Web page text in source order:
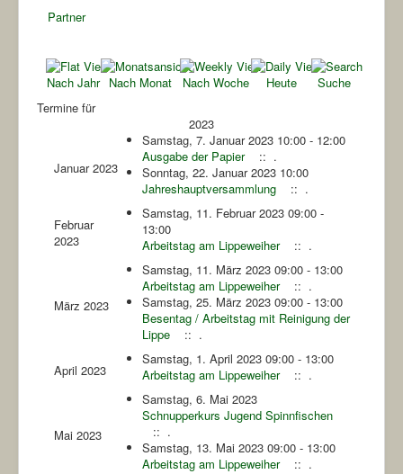
Partner
Nach Jahr Nach Monat Nach Woche Heute
Suche
Termine für
2023
Januar 2023
Samstag, 7. Januar 2023 10:00 - 12:00
Ausgabe der Papier
:: .
Sonntag, 22. Januar 2023 10:00
Jahreshauptversammlung
:: .
Februar
2023
Samstag, 11. Februar 2023 09:00 -
13:00
Arbeitstag am Lippeweiher
:: .
März 2023
Samstag, 11. März 2023 09:00 - 13:00
Arbeitstag am Lippeweiher
:: .
Samstag, 25. März 2023 09:00 - 13:00
Besentag / Arbeitstag mit Reinigung der
Lippe
:: .
April 2023
Samstag, 1. April 2023 09:00 - 13:00
Arbeitstag am Lippeweiher
:: .
Mai 2023
Samstag, 6. Mai 2023
Schnupperkurs Jugend Spinnfischen
:: .
Samstag, 13. Mai 2023 09:00 - 13:00
Arbeitstag am Lippeweiher
:: .